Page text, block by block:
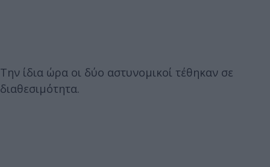
Την ίδια ώρα οι δύο αστυνομικοί τέθηκαν σε
διαθεσιμότητα.